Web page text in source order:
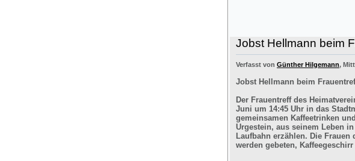
Jobst Hellmann beim
Verfasst von Günther Hilgemann,
Jobst Hellmann beim
Der Frauentreff des
Juni um 14:45 Uhr in das
gemeinsamen Kaffeetrinken
Urgestein, aus seinem Leben
Laufbahn erzählen. Die
werden gebeten,